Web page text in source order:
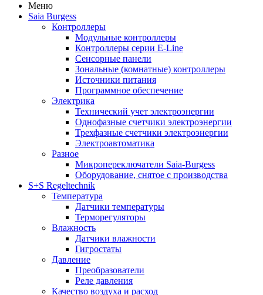
Меню
Saia Burgess
Контроллеры
Модульные контроллеры
Контроллеры серии E-Line
Сенсорные панели
Зональные (комнатные) контроллеры
Источники питания
Программное обеспечение
Электрика
Технический учет электроэнергии
Однофазные счетчики электроэнергии
Трехфазные счетчики электроэнергии
Электроавтоматика
Разное
Микропереключатели Saia-Burgess
Оборудование, снятое с производства
S+S Regeltechnik
Температура
Датчики температуры
Терморегуляторы
Влажность
Датчики влажности
Гигростаты
Давление
Преобразователи
Реле давления
Качество воздуха и расход